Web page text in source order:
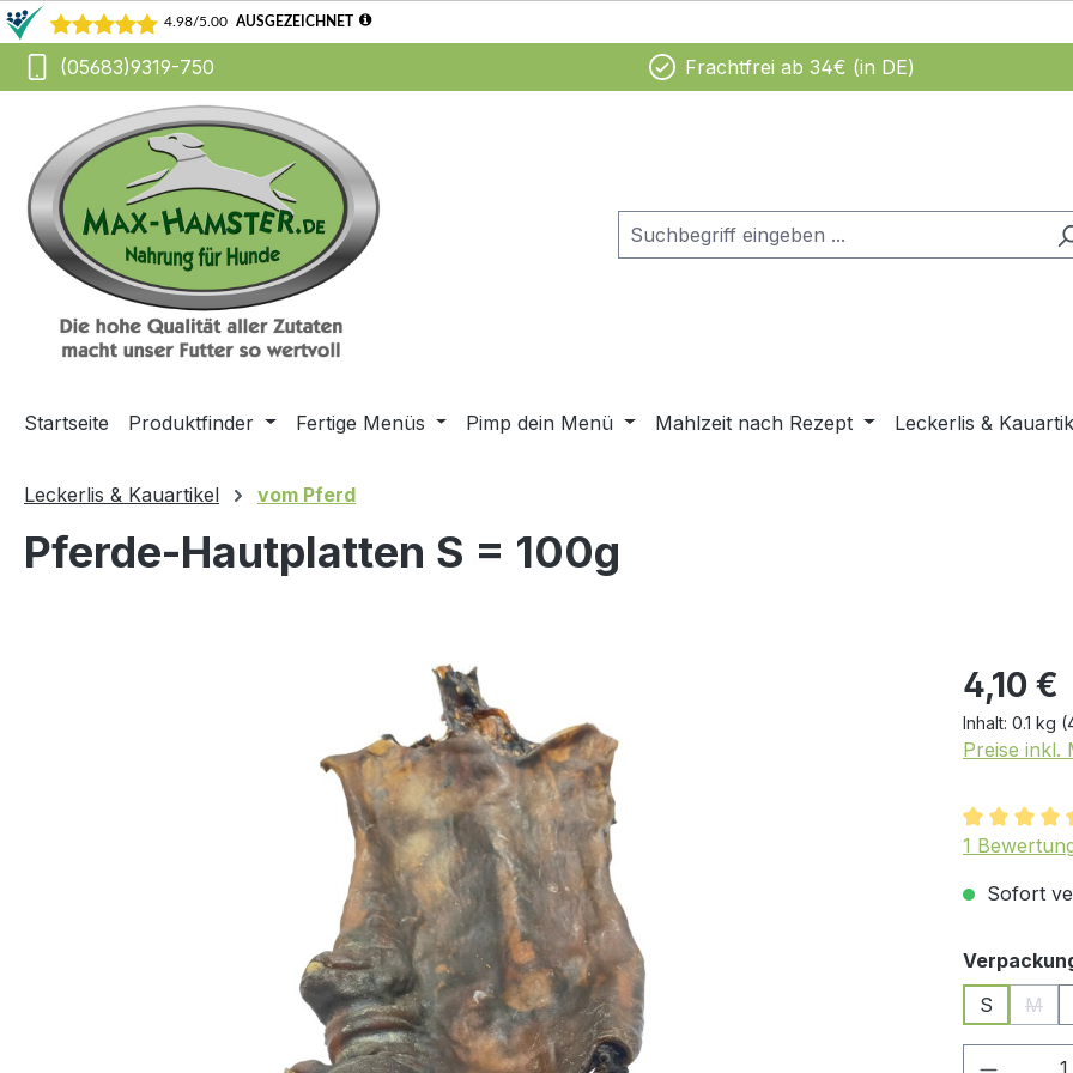
Hauptinhalt springen
Zur Suche springen
Zur Hauptnavigation springen
(05683)9319-750 Frachtfrei ab 34€ (in DE)
Startseite Produktfinder Fertige Menüs Pimp dein Menü Mahlzeit nach Rezept Leckerlis &
Leckerlis & Kauartikel vom Pferd
Pferde-Hautplatten S = 100g
4,10 €
Inhalt: 0.1 kg
Preise inkl.
1
Sofort
S
M